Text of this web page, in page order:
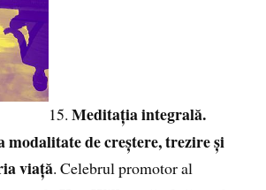
15.Meditația integrală.
modalitate de creștere, trezire și
viață. Celebrul promotor al